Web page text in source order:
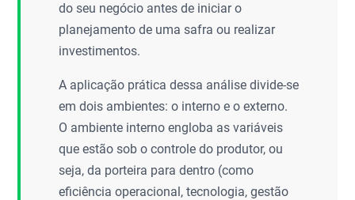
do seu negócio antes de iniciar o
planejamento de uma safra ou realizar
investimentos.
A aplicação prática dessa análise divide-se
em dois ambientes: o interno e o externo.
O ambiente interno engloba as variáveis
que estão sob o controle do produtor, ou
seja, da porteira para dentro (como
eficiência operacional, tecnologia, gestão